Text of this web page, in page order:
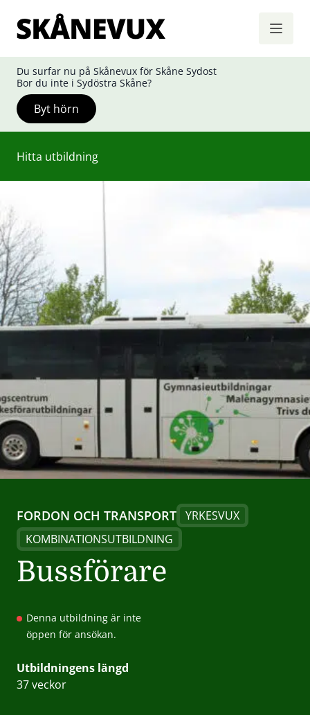
Hoppa till innehåll
Skånevux
Du surfar nu på Skånevux för Skåne Sydost
Bor du inte i Sydöstra Skåne?
Byt hörn
Hitta utbildning
FORDON OCH TRANSPORT YRKESVUX
KOMBINATIONSUTBILDNING
Bussförare
Denna utbildning är inte
öppen för ansökan.
Utbildningens längd
37 veckor